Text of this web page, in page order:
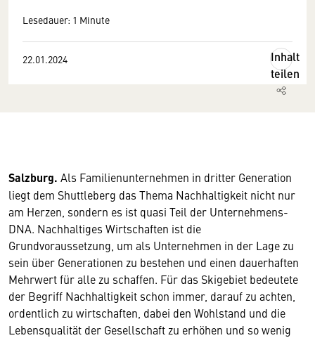
Lesedauer: 1 Minute
22.01.2024
Inhalt
teilen
Salzburg. Als Familienunternehmen in dritter Generation
liegt dem Shuttleberg das Thema Nachhaltigkeit nicht nur
am Herzen, sondern es ist quasi Teil der Unternehmens-
DNA. Nachhaltiges Wirtschaften ist die
Grundvoraussetzung, um als Unternehmen in der Lage zu
sein über Generationen zu bestehen und einen dauerhaften
Mehrwert für alle zu schaffen. Für das Skigebiet bedeutete
der Begriff Nachhaltigkeit schon immer, darauf zu achten,
ordentlich zu wirtschaften, dabei den Wohlstand und die
Lebensqualität der Gesellschaft zu erhöhen und so wenig